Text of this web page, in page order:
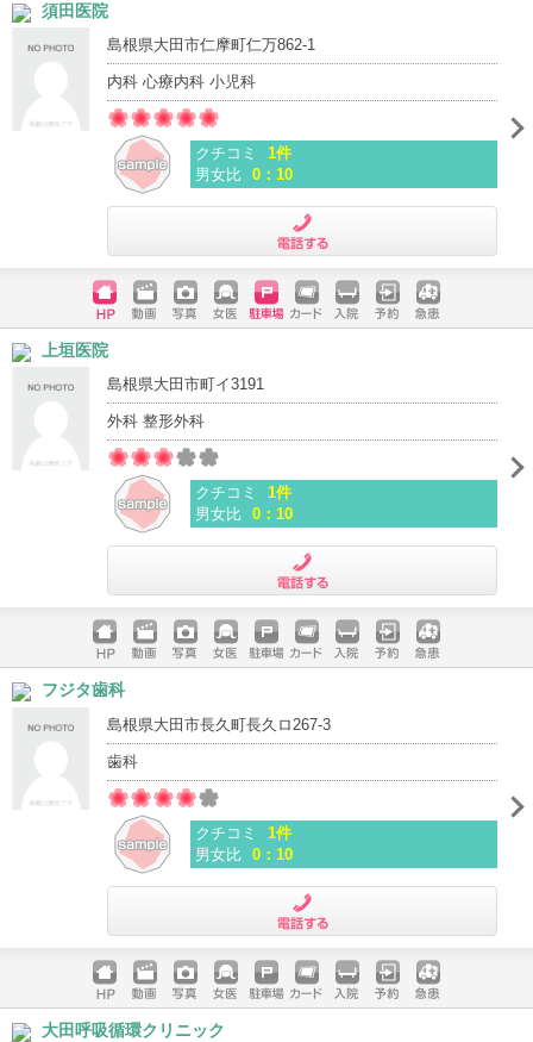
須田医院
島根県大田市仁摩町仁万862-1
内科 心療内科 小児科
クチコミ
1件
男女比 0：10
ホームペ
ージ
動画 写真 女医 駐車場
クレジッ
入院 予約 急患
上垣医院
島根県大田市町イ3191
外科 整形外科
クチコミ
1件
男女比 0：10
ホームペ
ージ
動画 写真 女医 駐車場
クレジッ
入院 予約 急患
フジタ歯科
島根県大田市長久町長久ロ267-3
歯科
クチコミ
1件
男女比 0：10
ホームペ
ージ
動画 写真 女医 駐車場
クレジッ
入院 予約 急患
大田呼吸循環クリニック